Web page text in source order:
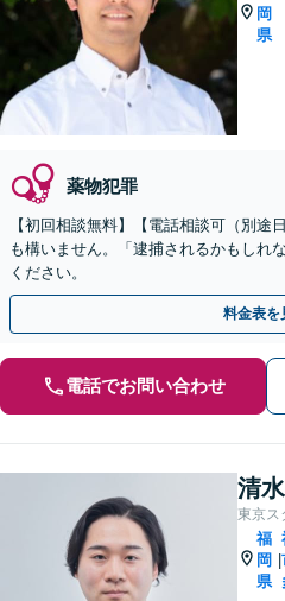
岡
県
薬物犯罪
【初回相談無料】【電話相談可（別途
も構いません。「逮捕されるかもしれ
ください。
料金表を
電話でお問い合わせ
清
東京ス
福
岡
県